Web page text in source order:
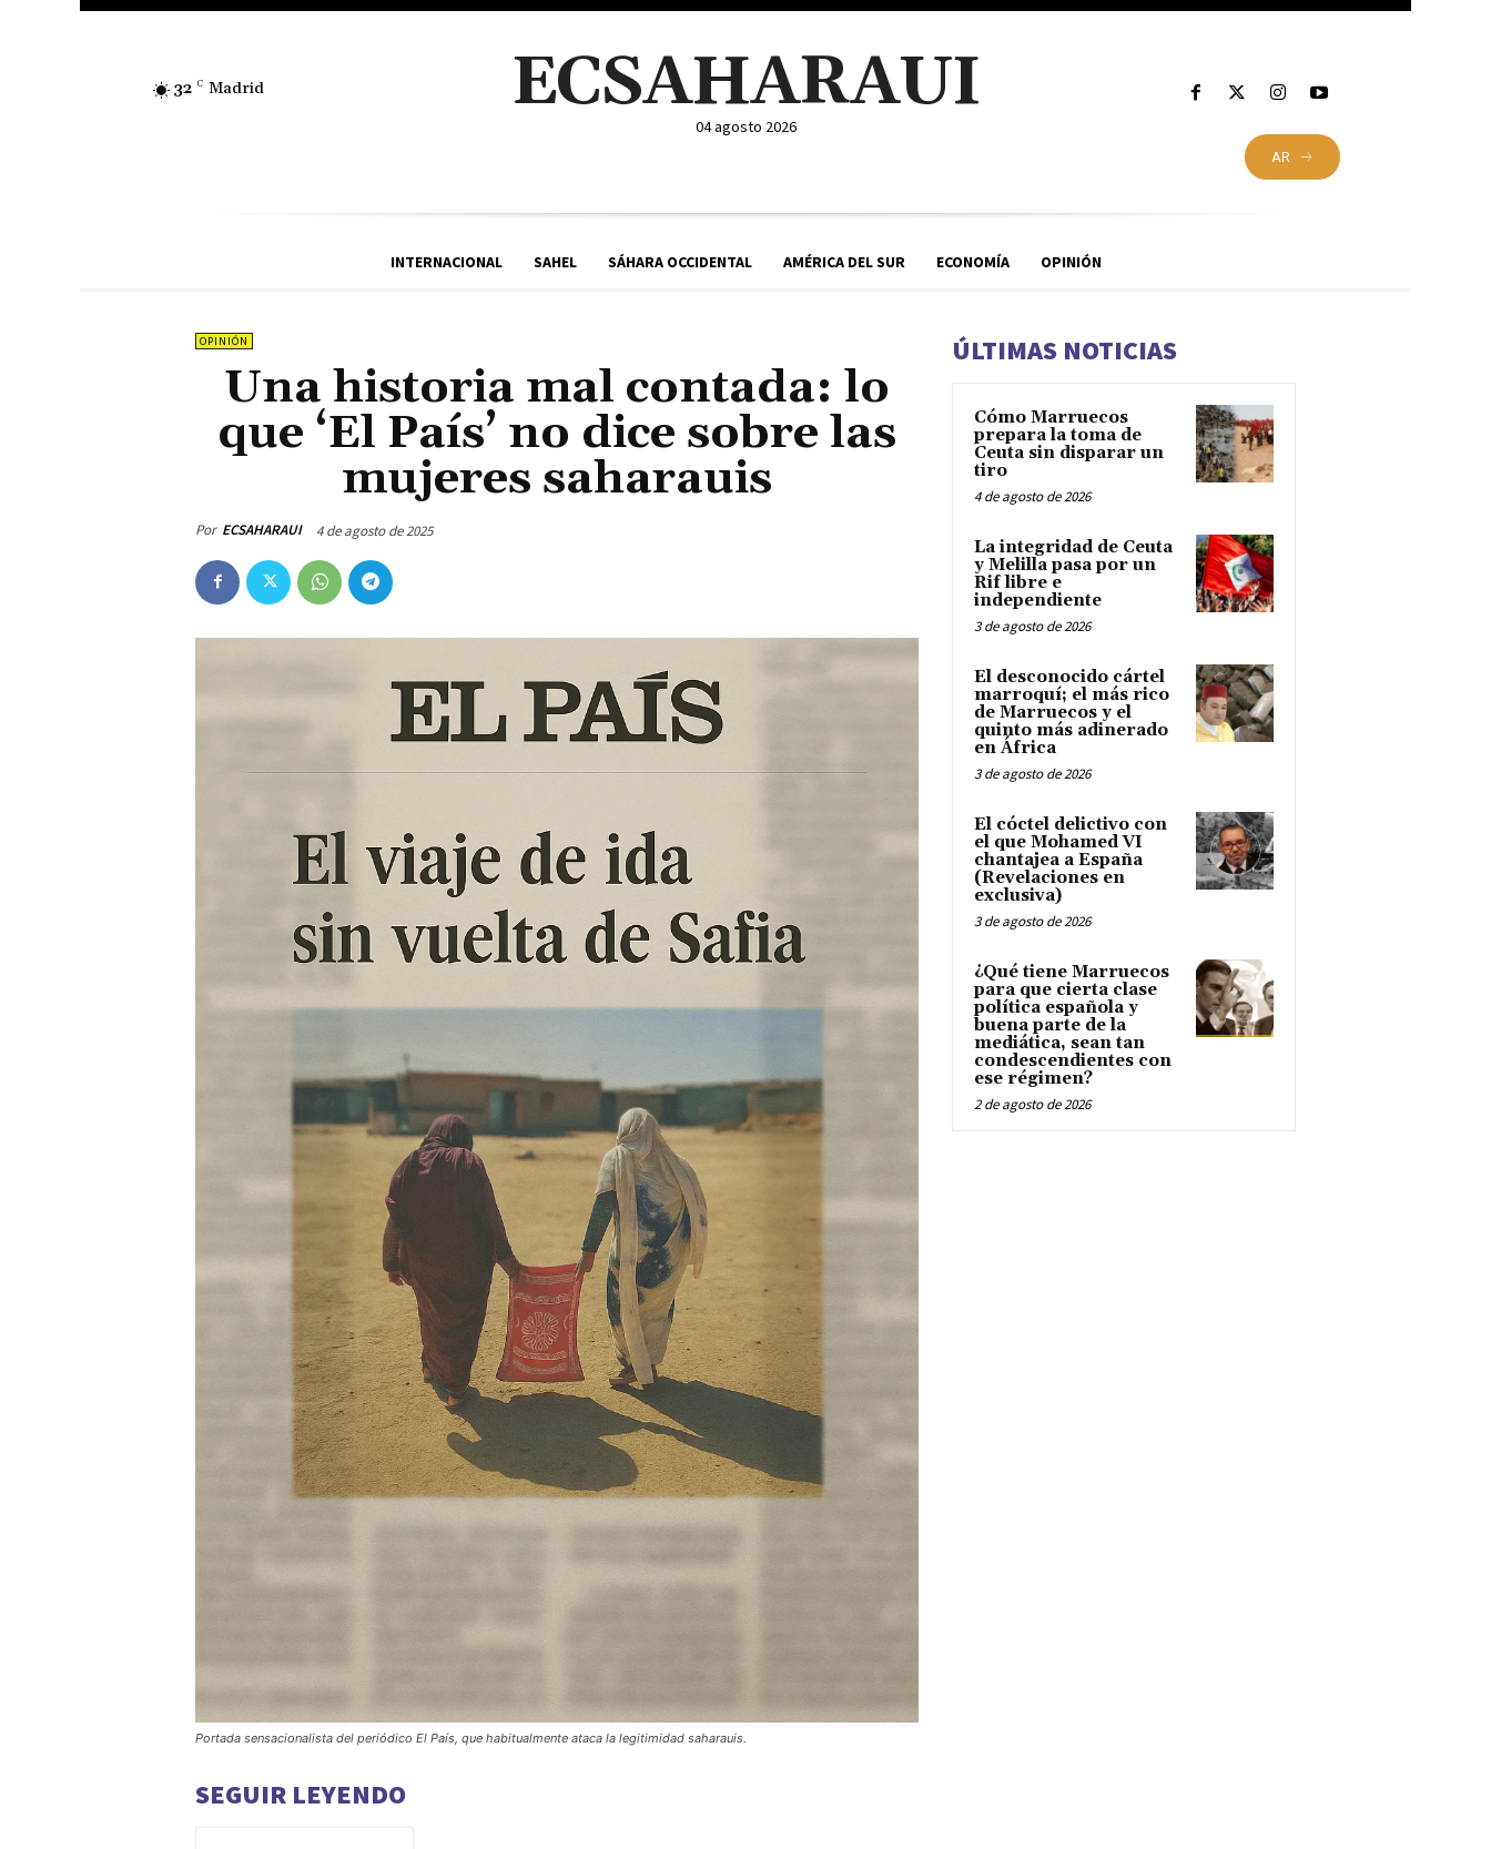
32 C Madrid ECSAHARAUI
04 agosto 2026
AR
INTERNACIONAL SAHEL SÁHARA OCCIDENTAL AMÉRICA DEL SUR ECONOMÍA OPINIÓN
OPINIÓN
Una historia mal contada: lo
que ‘El País’ no dice sobre las
mujeres saharauis
Por ECSAHARAUI 4 de agosto de 2025
Portada sensacionalista del periódico El País, que habitualmente ataca la legitimidad saharauis.
SEGUIR LEYENDO
ÚLTIMAS NOTICIAS
Cómo Marruecos
prepara la toma de
Ceuta sin disparar un
tiro
4 de agosto de 2026
La integridad de Ceuta
y Melilla pasa por un
Rif libre e
independiente
3 de agosto de 2026
El desconocido cártel
marroquí; el más rico
de Marruecos y el
quinto más adinerado
en África
3 de agosto de 2026
El cóctel delictivo con
el que Mohamed VI
chantajea a España
(Revelaciones en
exclusiva)
3 de agosto de 2026
¿Qué tiene Marruecos
para que cierta clase
política española y
buena parte de la
mediática, sean tan
condescendientes con
ese régimen?
2 de agosto de 2026